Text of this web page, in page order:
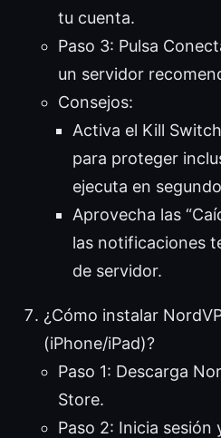
tu cuenta.
Paso 3: Pulsa
un servidor
Consejos:
Activa el Kill
para proteger
ejecuta en
Aprovecha las
las notificaciones
de servidor.
¿Cómo instalar
(iPhone/iPad)?
Paso 1: Descarga
Store.
Paso 2: Inicia